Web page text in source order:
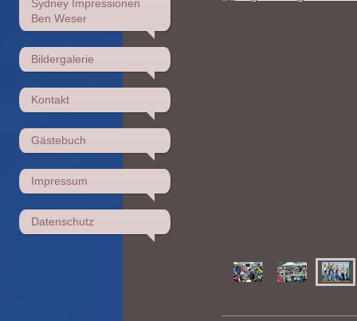
Sydney Impressionen
Ben Weser
Bildergalerie
Kontakt
Gästebuch
Impressum
Datenschutz